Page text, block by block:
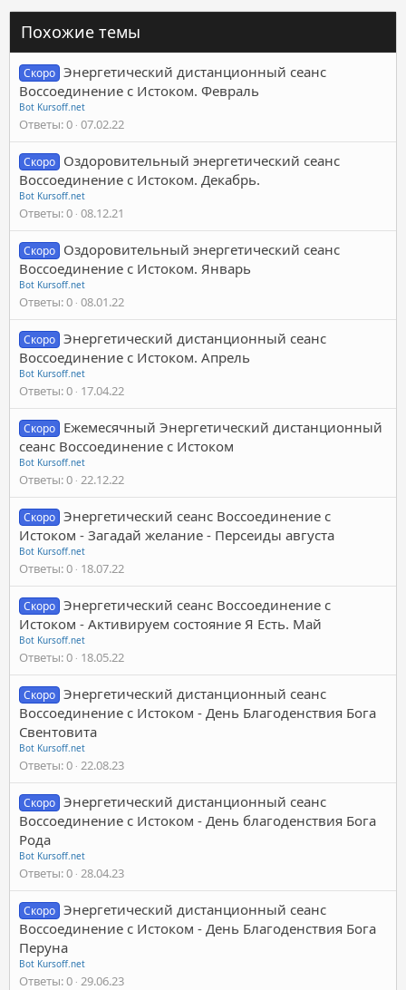
Похожие темы
Скоро Энергетический дистанционный сеанс
Воссоединение с Истоком. Февраль
Bot Kursoff.net
Ответы 0 07.02.22
Скоро Оздоровительный энергетический сеанс
Воссоединение с Истоком. Декабрь.
Bot Kursoff.net
Ответы 0 08.12.21
Скоро Оздоровительный энергетический сеанс
Воссоединение с Истоком. Январь
Bot Kursoff.net
Ответы 0 08.01.22
Скоро Энергетический дистанционный сеанс
Воссоединение с Истоком. Апрель
Bot Kursoff.net
Ответы 0 17.04.22
Скоро Ежемесячный Энергетический дистанционный
сеанс Воссоединение с Истоком
Bot Kursoff.net
Ответы 0 22.12.22
Скоро Энергетический сеанс Воссоединение с
Истоком - Загадай желание - Персеиды августа
Bot Kursoff.net
Ответы 0 18.07.22
Скоро Энергетический сеанс Воссоединение с
Истоком - Активируем состояние Я Есть. Май
Bot Kursoff.net
Ответы 0 18.05.22
Скоро Энергетический дистанционный сеанс
Воссоединение с Истоком - День Благоденствия Бога
Свентовита
Bot Kursoff.net
Ответы 0 22.08.23
Скоро Энергетический дистанционный сеанс
Воссоединение с Истоком - День благоденствия Бога
Рода
Bot Kursoff.net
Ответы 0 28.04.23
Скоро Энергетический дистанционный сеанс
Воссоединение с Истоком - День Благоденствия Бога
Перуна
Bot Kursoff.net
Ответы 0 29.06.23